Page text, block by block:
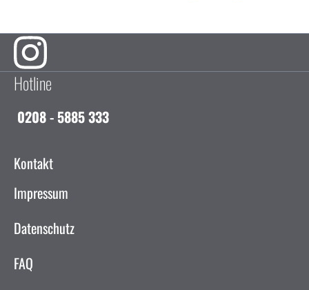
Hotline
0208 - 5885 333
Kontakt
Impressum
Datenschutz
FAQ